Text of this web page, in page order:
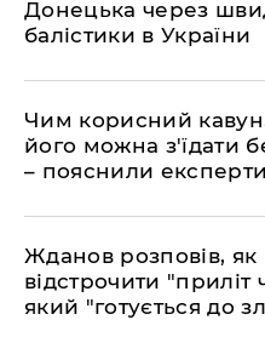
Донецька через
балістики в України
Чим корисний
його можна з'їдати
– пояснили експерти
Жданов розповів, як
відстрочити
який "готується до